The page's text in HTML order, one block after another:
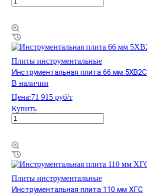
Плиты инструментальные
Инструментальная плита 66 мм 5ХВ2С
В наличии
Цена:71 915 руб/т
Купить
Плиты инструментальные
Инструментальная плита 110 мм ХГС